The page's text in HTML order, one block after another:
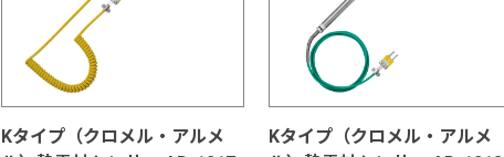
Kタイプ（クロメル・アルメ
Kタイプ（クロメル・アルメ